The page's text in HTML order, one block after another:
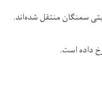
سمنگان منتقل شده‌اند.
داده است.